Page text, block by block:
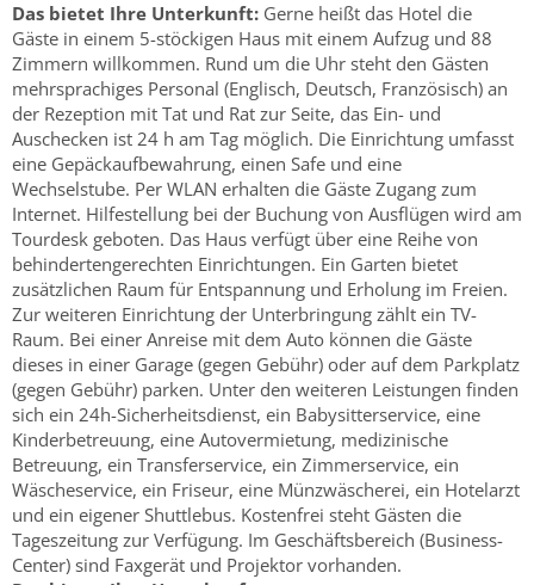
Das bietet Ihre Unterkunft: Gerne heißt das Hotel die
Gäste in einem 5-stöckigen Haus mit einem Aufzug und 88
Zimmern willkommen. Rund um die Uhr steht den Gästen
mehrsprachiges Personal (Englisch, Deutsch, Französisch) an
der Rezeption mit Tat und Rat zur Seite, das Ein- und
Auschecken ist 24 h am Tag möglich. Die Einrichtung umfasst
eine Gepäckaufbewahrung, einen Safe und eine
Wechselstube. Per WLAN erhalten die Gäste Zugang zum
Internet. Hilfestellung bei der Buchung von Ausflügen wird am
Tourdesk geboten. Das Haus verfügt über eine Reihe von
behindertengerechten Einrichtungen. Ein Garten bietet
zusätzlichen Raum für Entspannung und Erholung im Freien.
Zur weiteren Einrichtung der Unterbringung zählt ein TV-
Raum. Bei einer Anreise mit dem Auto können die Gäste
dieses in einer Garage (gegen Gebühr) oder auf dem Parkplatz
(gegen Gebühr) parken. Unter den weiteren Leistungen finden
sich ein 24h-Sicherheitsdienst, ein Babysitterservice, eine
Kinderbetreuung, eine Autovermietung, medizinische
Betreuung, ein Transferservice, ein Zimmerservice, ein
Wäscheservice, ein Friseur, eine Münzwäscherei, ein Hotelarzt
und ein eigener Shuttlebus. Kostenfrei steht Gästen die
Tageszeitung zur Verfügung. Im Geschäftsbereich (Business-
Center) sind Faxgerät und Projektor vorhanden.